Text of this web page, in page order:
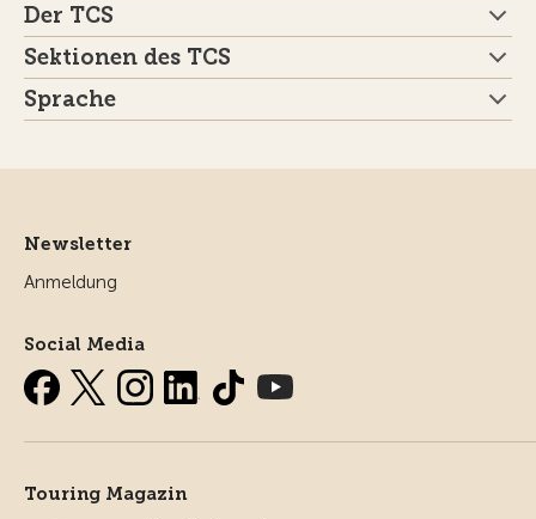
Der TCS
Sektionen des TCS
Sprache
Newsletter
Anmeldung
Social Media
Touring Magazin